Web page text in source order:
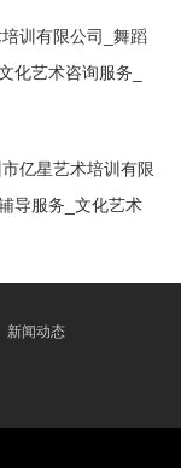
训有限公司_舞蹈
化艺术咨询服务_
亿星艺术培训有限
导服务_文化艺术
新闻动态